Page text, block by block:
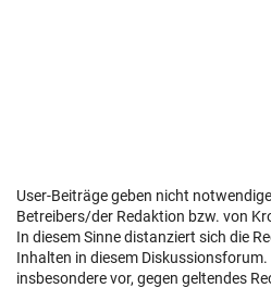
User-Beiträge geben nicht
Betreibers/der Redaktion bzw. von
In diesem Sinne distanziert sich die
Inhalten in diesem
insbesondere vor, gegen geltendes